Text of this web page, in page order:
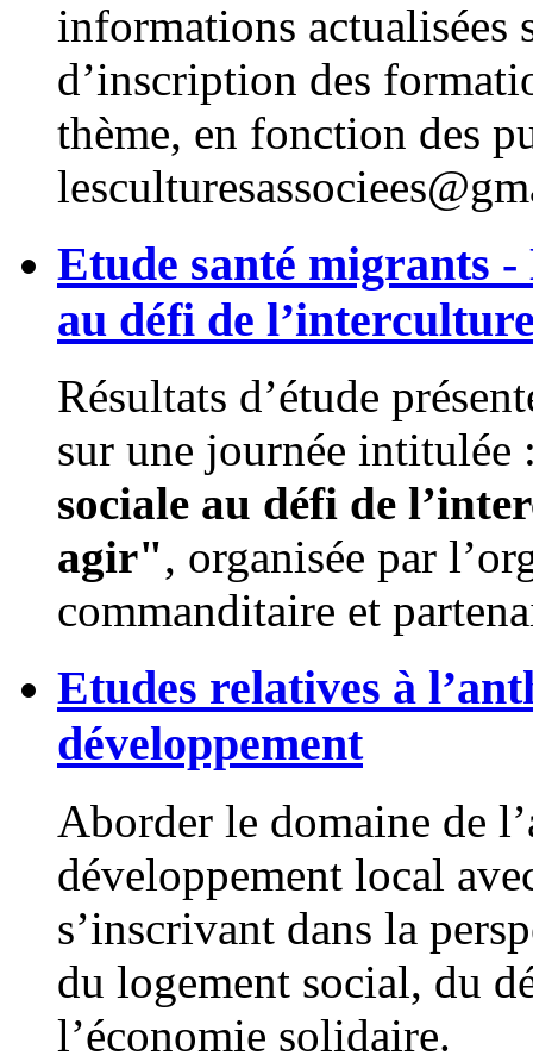
informations actualisées
d’inscription des
thème, en fonction des
Etude santé migrants
au défi de
Résultats d’étude
sur une journée
sociale au défi de
agir", organisée par
commanditaire et
Etudes relatives à
développement
Aborder le domaine de
développement local
s’inscrivant dans la
du logement social, du
l’économie solidaire.